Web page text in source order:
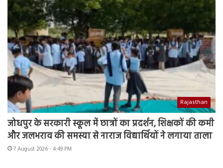
Rajasthan
जोधपुर के सरकारी स्कूल में छात्रों का प्रदर्शन, शिक्षकों की कमी
और जलभराव की समस्या से नाराज विद्यार्थियों ने लगाया ताला
7 August 2026 - 4:49 PM